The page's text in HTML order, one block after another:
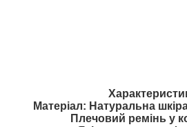
Матеріал: Натуральна
Плечовий ремінь у